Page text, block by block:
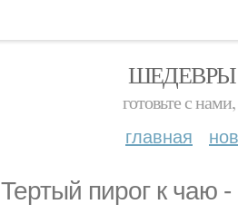
готовьте с
главная
Тертый пирог к чаю -